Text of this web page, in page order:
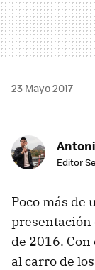
23 Mayo 2017
Editor
Poco más de
presentación
de 2016.
al carro de